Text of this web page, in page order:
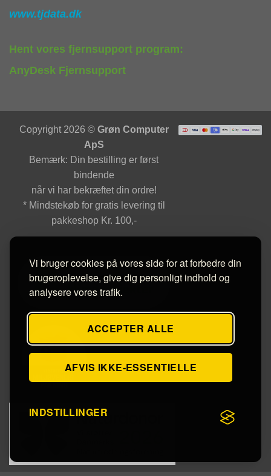
Vi bruger cookies på vores side for at forbedre din
brugeroplevelse, give dig personligt indhold og
analysere vores trafik.
ACCEPTER ALLE
AFVIS IKKE-ESSENTIELLE
INDSTILLINGER
www.tjdata.dk
Hent vores fjernsupport program:
AnyDesk Fjernsupport
Copyright 2026 © Grøn Computer
ApS
Bemærk: Din bestilling er først
bindende
når vi har bekræftet din ordre!
* Mindstekøb for gratis levering til
pakkeshop Kr. 100,-